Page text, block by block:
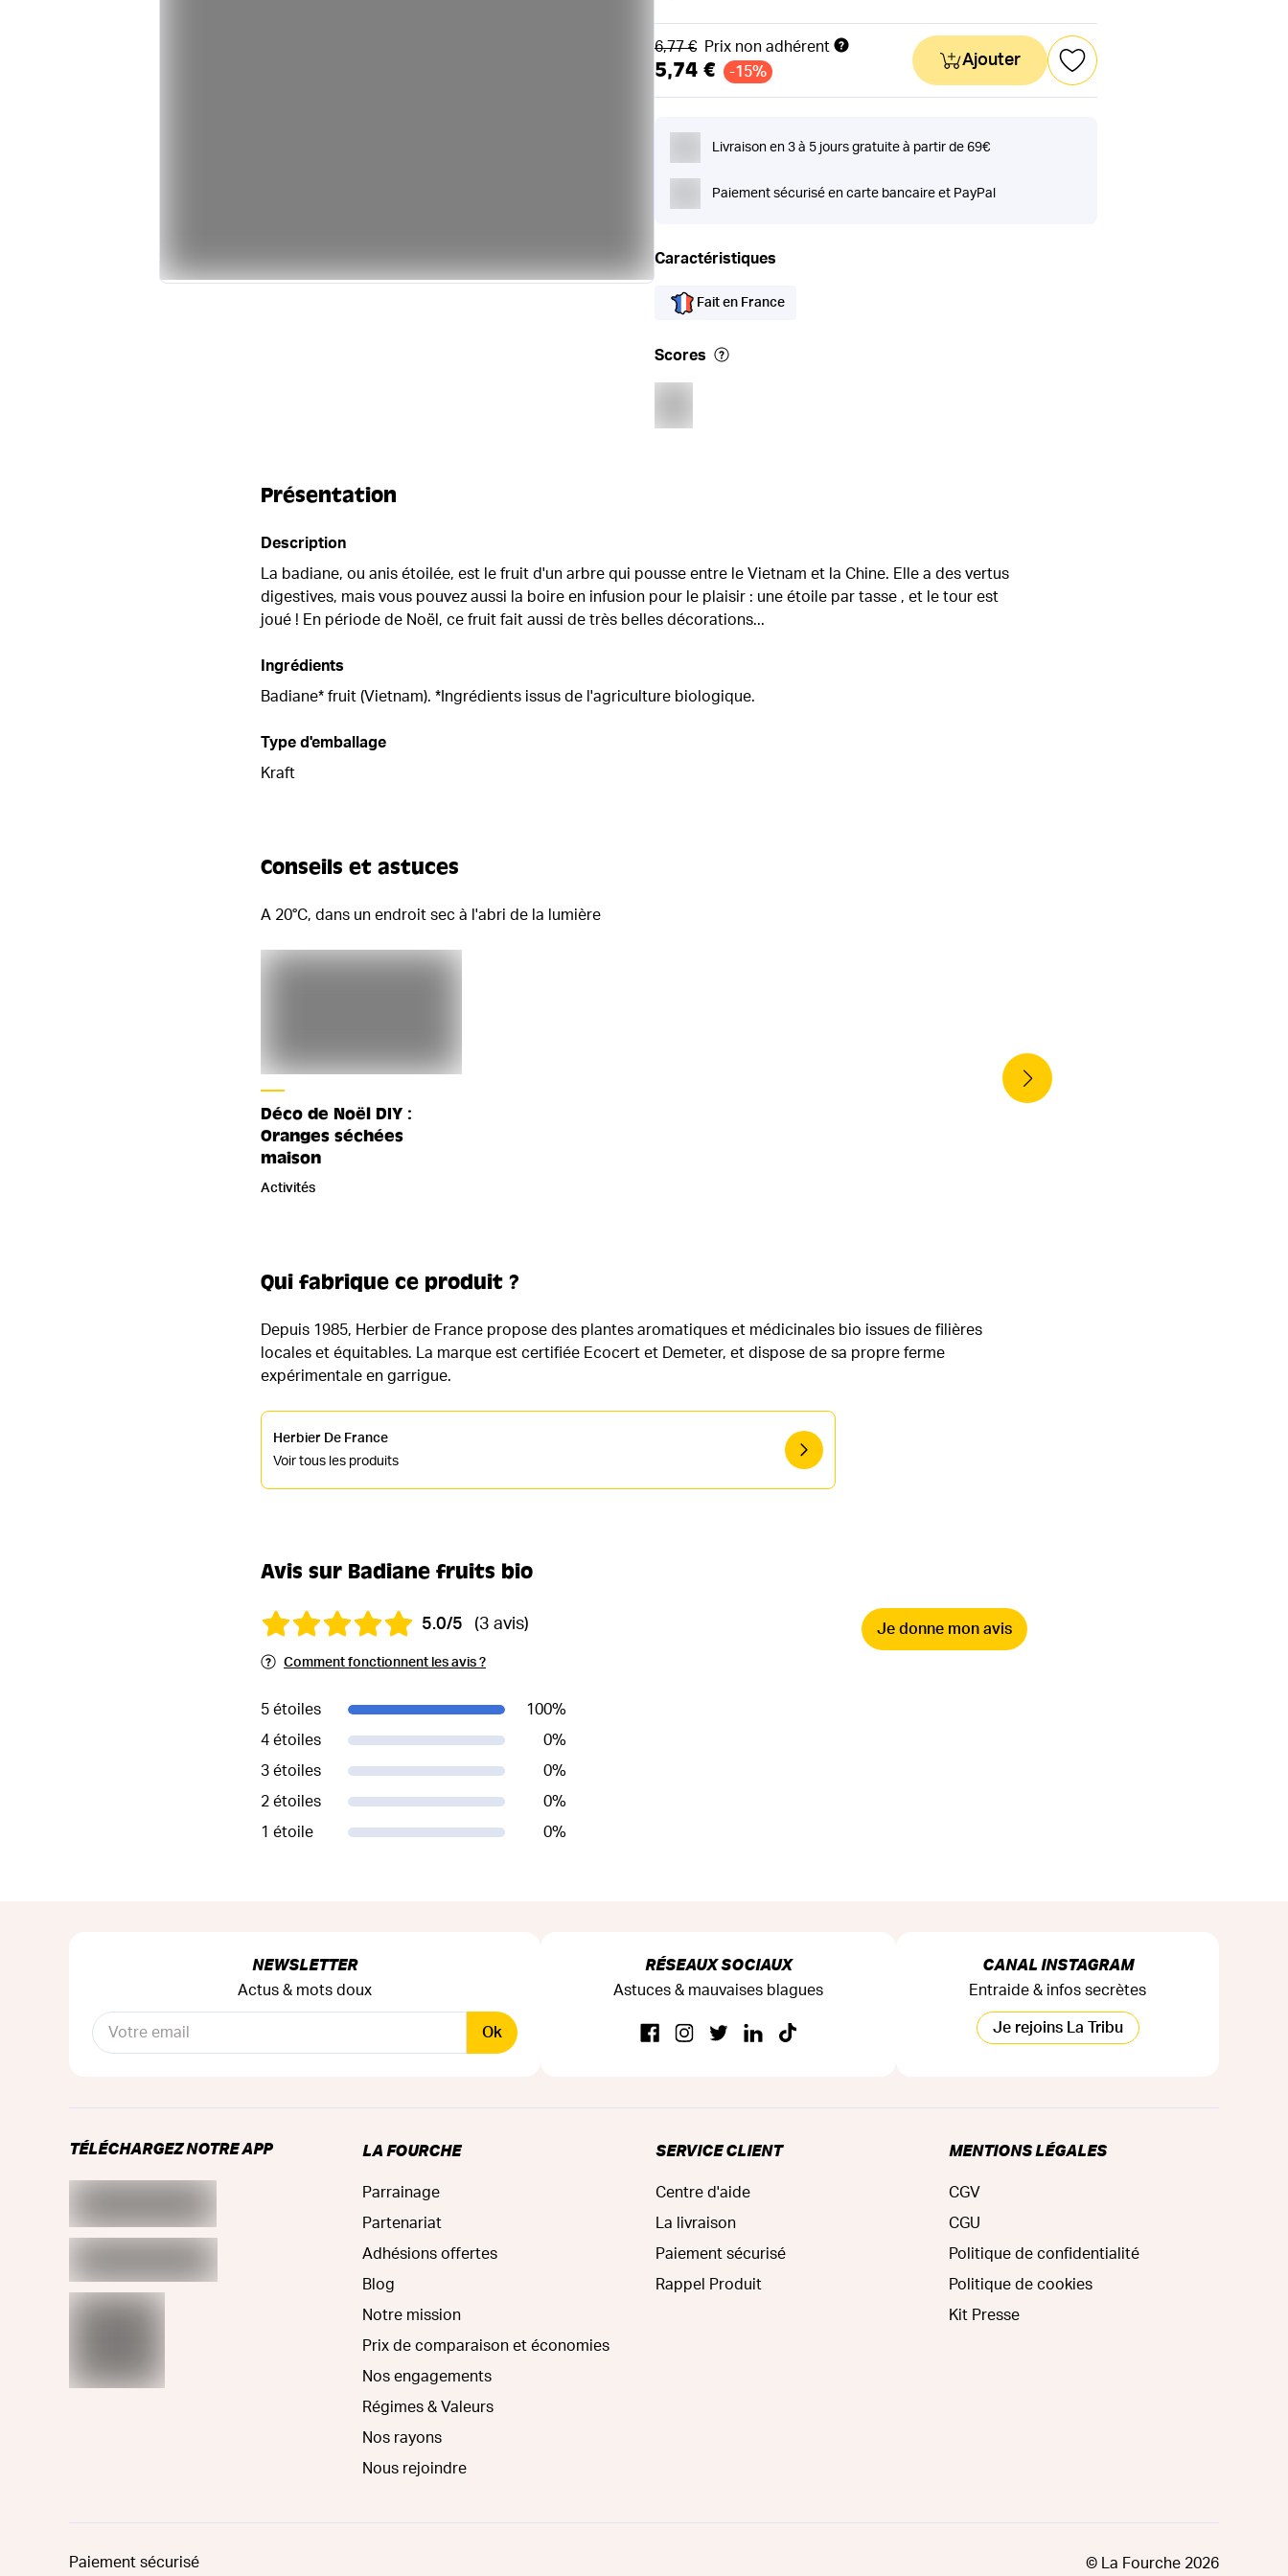
Ancien prix
6,77 € Prix non adhérent
5,74 € -15%
Ajouter
Livraison en 3 à 5 jours gratuite à partir de 69€
Paiement sécurisé en carte bancaire et PayPal
Caractéristiques
Fait en France
Scores
Présentation
Description
La badiane, ou anis étoilée, est le fruit d'un arbre qui pousse entre le Vietnam et la Chine. Elle a des vertus
digestives, mais vous pouvez aussi la boire en infusion pour le plaisir : une étoile par tasse , et le tour est
joué ! En période de Noël, ce fruit fait aussi de très belles décorations...
Ingrédients
Badiane* fruit (Vietnam). *Ingrédients issus de l'agriculture biologique.
Type d'emballage
Kraft
Conseils et astuces
A 20°C, dans un endroit sec à l'abri de la lumière
Déco de Noël DIY :
Oranges séchées
maison
Activités
Qui fabrique ce produit ?
Depuis 1985, Herbier de France propose des plantes aromatiques et médicinales bio issues de filières
locales et équitables. La marque est certifiée Ecocert et Demeter, et dispose de sa propre ferme
expérimentale en garrigue.
Herbier De France
Voir tous les produits
Avis sur Badiane fruits bio
5.0/5 (3 avis)
Comment fonctionnent les avis ?
Je donne mon avis
5 étoiles 100%
4 étoiles
0%
3 étoiles
0%
2 étoiles
0%
1 étoile
0%
NEWSLETTER
Actus & mots doux
Ok
RÉSEAUX SOCIAUX
Astuces & mauvaises blagues
CANAL INSTAGRAM
Entraide & infos secrètes
Je rejoins La Tribu
TÉLÉCHARGEZ NOTRE APP LA FOURCHE
Parrainage
Partenariat
Adhésions offertes
Blog
Notre mission
Prix de comparaison et économies
Nos engagements
Régimes & Valeurs
Nos rayons
Nous rejoindre
SERVICE CLIENT
Centre d'aide
La livraison
Paiement sécurisé
Rappel Produit
MENTIONS LÉGALES
CGV
CGU
Politique de confidentialité
Politique de cookies
Kit Presse
Paiement sécurisé © La Fourche 2026